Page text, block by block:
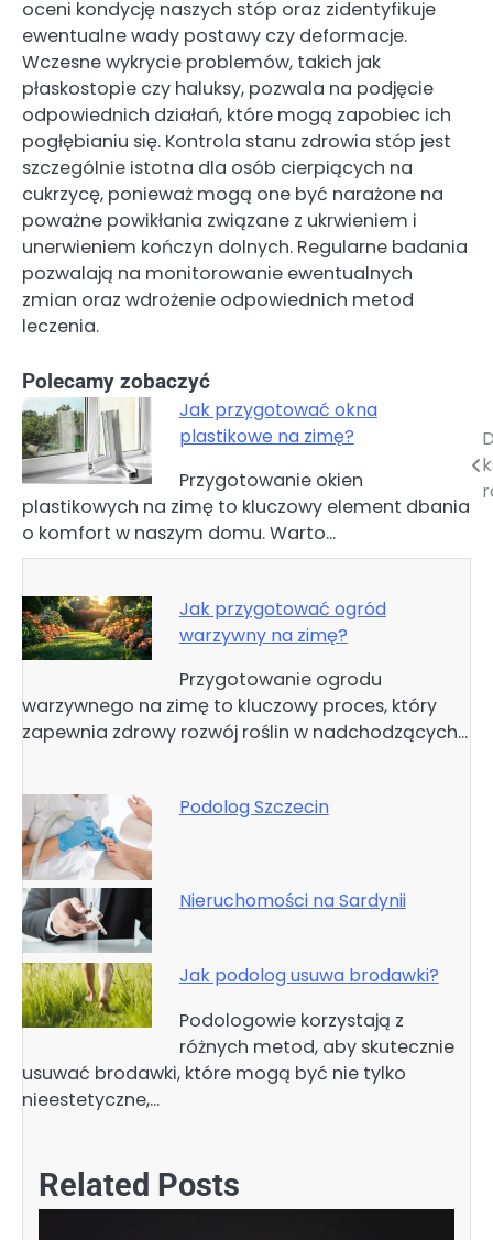
oceni kondycję naszych stóp oraz zidentyfikuje
ewentualne wady postawy czy deformacje.
Wczesne wykrycie problemów, takich jak
płaskostopie czy haluksy, pozwala na podjęcie
odpowiednich działań, które mogą zapobiec ich
pogłębianiu się. Kontrola stanu zdrowia stóp jest
szczególnie istotna dla osób cierpiących na
cukrzycę, ponieważ mogą one być narażone na
poważne powikłania związane z ukrwieniem i
unerwieniem kończyn dolnych. Regularne badania
pozwalają na monitorowanie ewentualnych
zmian oraz wdrożenie odpowiednich metod
leczenia.
Polecamy zobaczyć
Jak przygotować okna
plastikowe na zimę?
Przygotowanie okien
plastikowych na zimę to kluczowy element dbania
o komfort w naszym domu. Warto…
Jak przygotować ogród
warzywny na zimę?
Przygotowanie ogrodu
warzywnego na zimę to kluczowy proces, który
zapewnia zdrowy rozwój roślin w nadchodzących…
Podolog Szczecin
Nieruchomości na Sardynii
Jak podolog usuwa brodawki?
Podologowie korzystają z
różnych metod, aby skutecznie
usuwać brodawki, które mogą być nie tylko
nieestetyczne,…
Nawigacja
wpisu
Related Posts